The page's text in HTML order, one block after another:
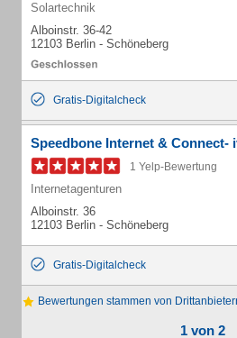
Solartechnik
Alboinstr. 36-42
12103 Berlin - Schöneberg
Gratis-Digitalcheck
Speedbone Internet & Connect-
1 Yelp-Bewertung
Internetagenturen
Alboinstr. 36
12103 Berlin - Schöneberg
Gratis-Digitalcheck
Bewertungen stammen von
1 von 2